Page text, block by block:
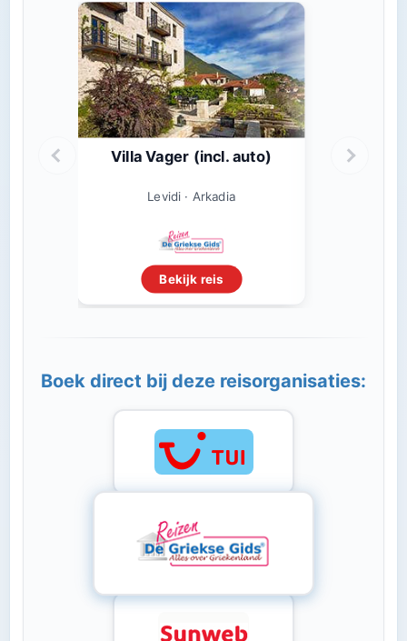
Villa Vager (incl. auto)
Levidi · Arkadia
Bekijk reis
Boek direct bij deze reisorganisaties: